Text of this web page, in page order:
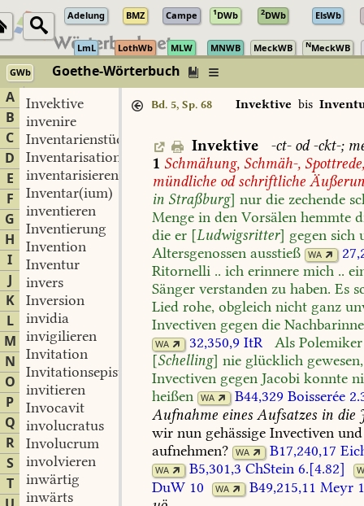
Adelung BMZ Campe 1DWb 2DWb ElsWb
LmL LothWb MLW MNWB MeckWB NMeckWB
GWb
Goethe-Wörterbuch
A
B
C
D
E
F
G
H
I
J
K
L
M
N
O
P
Q
R
S
T
Invektive
invenire
Inventarienstück
Inventarisation
inventarisieren
Inventar(ium)
inventieren
Inventierung
Invention
Inventur
invers
Inversion
invidia
invigilieren
Invitation
Invitationsepistel
invitieren
Invocavit
involucratus
Involucrum
involvieren
inwärtig
inwärts
Bd. 5, Sp. 68 Invektive bis
Invektive -ct-od-ckt-;
1 Schmähung, Schmäh-,
mündliche odschriftliche
in Straßburg] nur die zechende
Menge in den Vorsälen hemmte
die er [Ludwigsritter] gegen sich
Altersgenossen ausstieß WA
Ritornelli .. ich erinnere mich ..
Sänger verstanden zu haben. Es
Lied rohe, obgleich nicht ganz
Invectiven gegen die
WA 32,350,9 ItR Als Polemiker
[Schelling] nie glücklich gewesen,
Invectiven gegen Jacobi konnte
heißen WA B44,329 Boisserée
Aufnahme eines Aufsatzes in die
wir nun gehässige Invectiven und
aufnehmen? WA B17,240,17
WA B5,301,3 ChStein 6.[4.82]
DuW 10 WA B49,215,11 Meyr